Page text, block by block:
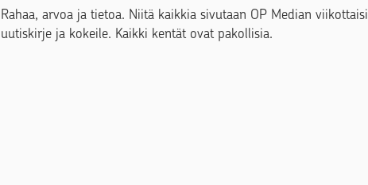
Rahaa, arvoa ja tietoa. Niitä kaikkia sivutaan OP Median
uutiskirje ja kokeile. Kaikki kentät ovat pakollisia.